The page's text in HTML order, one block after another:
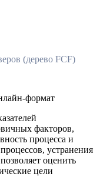
(дерево FCF)
формат
факторов,
процесса и
устранения
оценить
цели